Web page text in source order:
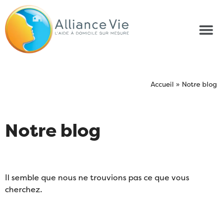
Accueil » Notre blog
Notre blog
Il semble que nous ne trouvions pas ce que vous
cherchez.